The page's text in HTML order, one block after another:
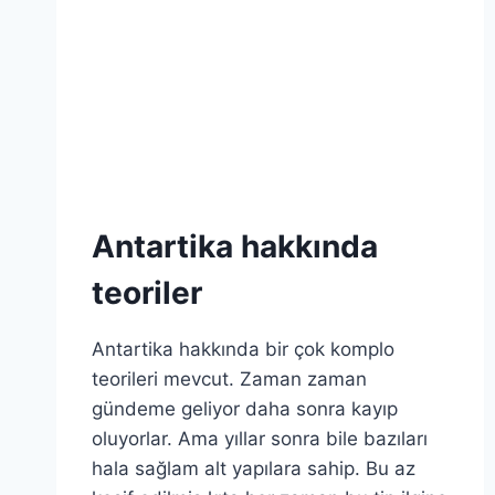
Antartika hakkında
teoriler
Antartika hakkında bir çok komplo
teorileri mevcut. Zaman zaman
gündeme geliyor daha sonra kayıp
oluyorlar. Ama yıllar sonra bile bazıları
hala sağlam alt yapılara sahip. Bu az